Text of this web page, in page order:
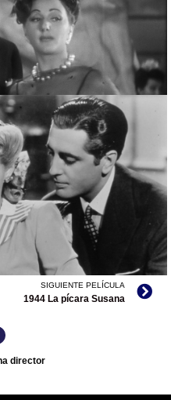
ARCHIVO TELEVICINE
ARCHIVO TELEVICINE
ARCHIVO TELEVICINE
SIGUIENTE PELÍCULA
1944 La pícara Susana
director